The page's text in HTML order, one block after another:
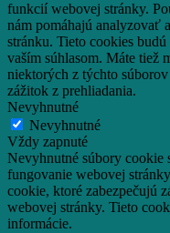
funkcií webovej stránky.
nám pomáhajú analyzovať
stránku. Tieto cookies
vaším súhlasom. Máte tiež
niektorých z týchto
zážitok z prehliadania.
Nevyhnutné
Nevyhnutné
Vždy zapnuté
Nevyhnutné súbory cookie
fungovanie webovej
cookie, ktoré zabezpečujú
webovej stránky. Tieto
informácie.